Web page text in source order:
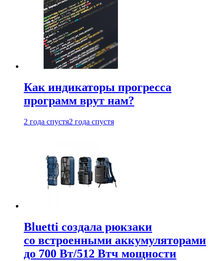
Как индикаторы прогресса
программ врут нам?
2 года спустя2 года спустя
Bluetti создала рюкзаки
со встроенными аккумуляторами
до 700 Вт/512 Втч мощности